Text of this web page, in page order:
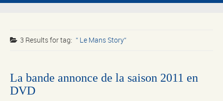
3 Results fortag: Le Mans Story
La bande annonce de la saison 2011 en
DVD